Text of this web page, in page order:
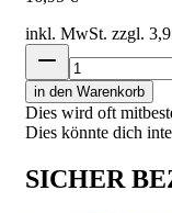
inkl. MwSt. zzgl.
in den Warenkorb
Dies wird oft
Dies könnte dich
SICHER